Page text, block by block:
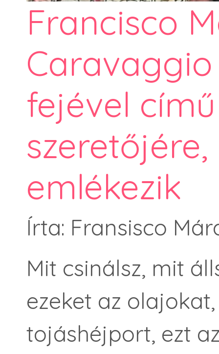
Francisco
fejével
emlékezik
Írta: Fransisco
Mit csinálsz, mit
ezeket az
tojáshéjport, ezt